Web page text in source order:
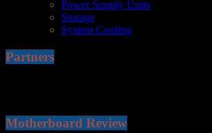
Power Supply Units
Storage
System Cooling
Partners
Motherboard Review